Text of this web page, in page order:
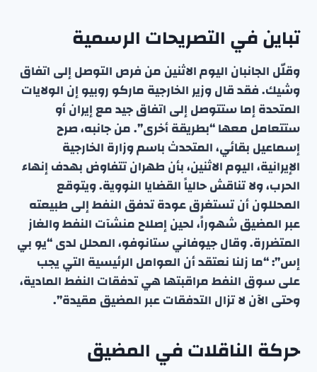
تباين في التصريحات الرسمية
وقلّل الجانبان اليوم الاثنين من فرص التوصل إلى اتفاق
وشيك. فقد قال وزير الخارجية ماركو روبيو إن الولايات
المتحدة إما ستتوصل إلى اتفاق جيد مع إيران أو
ستتعامل معها “بطريقة أخرى”. من جانبه، صرح
إسماعيل بقائي، المتحدث باسم وزارة الخارجية
الإيرانية، اليوم الاثنين، بأن طهران تتفاوض بهدف إنهاء
الحرب، ولا تناقش حالياً القضايا النووية. ويتوقع
المحللون أن تستغرق عودة تدفق النفط إلى طبيعته
عبر المضيق شهوراً، لحين إصلاح منشآت النفط والغاز
المتضررة. وقال جيوفاني ستانوفو، المحلل لدى “يو بي
إس”: “ما زلنا نعتقد أن العوامل الرئيسية التي يجب
على سوق النفط مراقبتها هي تدفقات النفط المادية،
وحتى الآن لا تزال التدفقات عبر المضيق مقيدة”.
حركة الناقلات في المضيق